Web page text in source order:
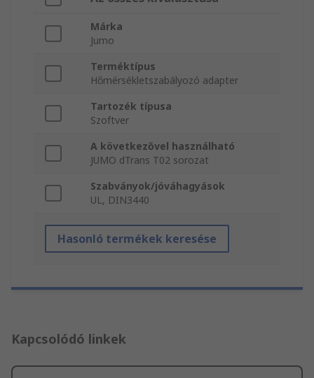
Márka
Jumo
Terméktípus
Hőmérsékletszabályozó adapter
Tartozék típusa
Szoftver
A következővel használható
JUMO dTrans T02 sorozat
Szabványok/jóváhagyások
UL, DIN3440
Hasonló termékek keresése
Kapcsolódó linkek